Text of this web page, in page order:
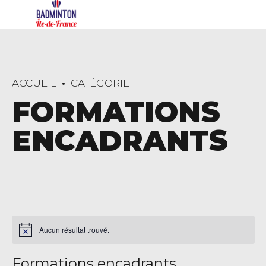
ACCUEIL CATÉGORIE
FORMATIONS
ENCADRANTS
Aucun résultat trouvé.